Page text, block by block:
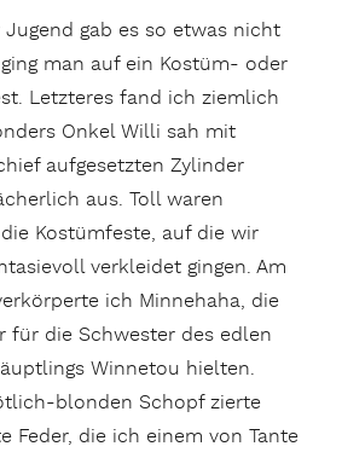
Jugend gab es so etwas nicht
man auf ein Kostüm- oder
Letzteres fand ich ziemlich
Onkel Willi sah mit
aufgesetzten Zylinder
aus. Toll waren
Kostümfeste, auf die wir
verkleidet gingen. Am
ich Minnehaha, die
für die Schwester des edlen
Winnetou hielten.
blonden Schopf zierte
Feder, die ich einem von Tante